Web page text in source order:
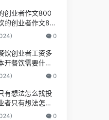
创业者作文800
的创业者作文80
）
0
饮创业者工资多
开餐饮需要什么
0
有想法怎么找投
者只有想法怎么
司）
0